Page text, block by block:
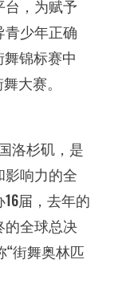
台，为赋予
少年正确
锦标赛中
大赛。
国洛杉矶，是
响力的全
届，去年的
的全球总决
“街舞奥林匹